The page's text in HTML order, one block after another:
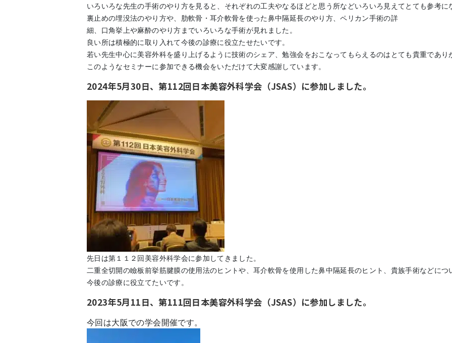
いろいろな先生の手術のやり方を見ると、それぞれの工夫やなるほどと思う所などいろいろ見えてとても参考に
裏止めの埋没法のやり方や、肋軟骨・耳介軟骨を使った鼻中隔延長のやり方、ペリカン手術の詳
細、口角挙上や麻酔のやり方までいろいろな手術が見れました。
良い所は積極的に取り入れて今後の診療に役立たせたいです。
若い先生中心に美容外科を盛り上げるように技術のシェア、勉強会をおこなってもらえるのはとても貴重であり
このようなセミナーに参加できる機会をいただけて大変感謝しています。
2024年5月30日、第112回日本美容外科学会（JSAS）に参加しました。
先日は第１１２回美容外科学会に参加してきました。
二重全切開の瞼板前挙筋腱膜の使用法のヒントや、耳介軟骨を使用した鼻中隔延長のヒント、貴族手術などにつ
今後の診療に役立てたいです。
2023年5月11日、第111回日本美容外科学会（JSAS）に参加しました。
今回は大阪での学会開催です。